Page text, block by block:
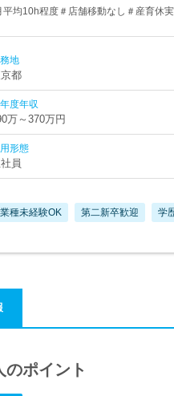
平均10h程度＃店舗移動なし＃産育休
地
都
度年収
万～370万円
形態
員
種未経験OK 第二新卒歓迎 学
のポイント